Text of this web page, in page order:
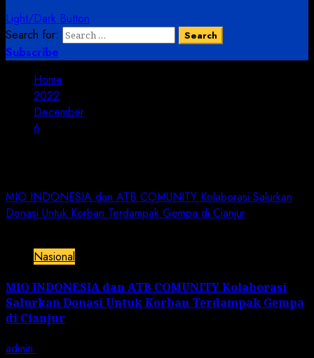
Light/Dark Button
Search for:
Subscribe
Home
2022
December
6
MIO INDONESIA dan ATB COMUNITY Kolaborasi Salurkan
Donasi Untuk Korban Terdampak Gempa di Cianjur
Nasional
MIO INDONESIA dan ATB COMUNITY Kolaborasi
Salurkan Donasi Untuk Korban Terdampak Gempa
di Cianjur
admin